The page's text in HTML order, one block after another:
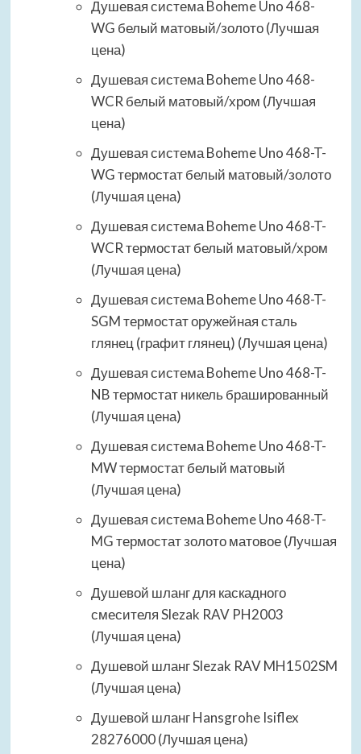
Душевая система Boheme Uno 468-
WG белый матовый/золото (Лучшая
цена)
Душевая система Boheme Uno 468-
WCR белый матовый/хром (Лучшая
цена)
Душевая система Boheme Uno 468-T-
WG термостат белый матовый/золото
(Лучшая цена)
Душевая система Boheme Uno 468-T-
WCR термостат белый матовый/хром
(Лучшая цена)
Душевая система Boheme Uno 468-T-
SGM термостат оружейная сталь
глянец (графит глянец) (Лучшая цена)
Душевая система Boheme Uno 468-T-
NB термостат никель брашированный
(Лучшая цена)
Душевая система Boheme Uno 468-T-
MW термостат белый матовый
(Лучшая цена)
Душевая система Boheme Uno 468-T-
MG термостат золото матовое (Лучшая
цена)
Душевой шланг для каскадного
смесителя Slezak RAV PH2003
(Лучшая цена)
Душевой шланг Slezak RAV MH1502SM
(Лучшая цена)
Душевой шланг Hansgrohe Isiflex
28276000 (Лучшая цена)